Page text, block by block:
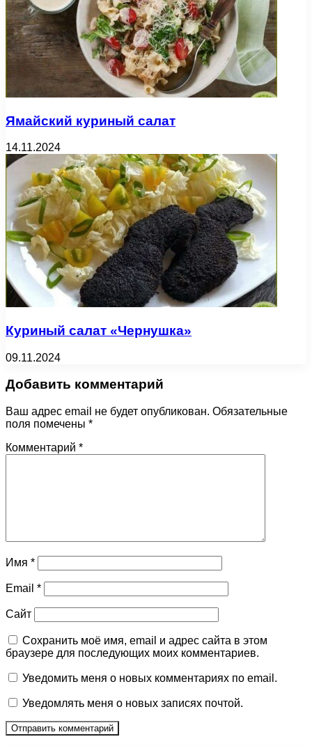
Ямайский куриный салат
14.11.2024
Куриный салат «Чернушка»
09.11.2024
Добавить комментарий
Ваш адрес email не будет опубликован. Обязательные
поля помечены *
Комментарий *
Имя *
Email *
Сайт
Сохранить моё имя, email и адрес сайта в этом
браузере для последующих моих комментариев.
Уведомить меня о новых комментариях по email.
Уведомлять меня о новых записях почтой.